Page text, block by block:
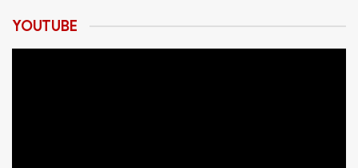
YOUTUBE